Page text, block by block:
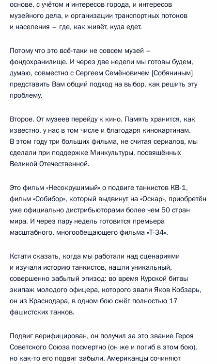
основе, с учётом и интересов города, и интересов
музейного дела, и организации транспортных потоков
и населения – где, как живёт, куда едет.
Потому что это всё-таки не совсем музей –
фондохранилище. И через две недели мы готовы будем,
думаю, совместно с Сергеем Семёновичем [Собяниным]
представить Вам общий подход на выбор, как решить эту
проблему.
Второе. От музеев перейду к кино. Память хранится, как
известно, у нас в том числе и благодаря кинокартинам.
В этом году три больших фильма, не считая сериалов, мы
сделали при поддержке Минкультуры, посвящённых
Великой Отечественной.
Это фильм «Несокрушимый» о подвиге танкистов КВ-1,
фильм «Собибор», который выдвинут на «Оскар», приобретён
уже официально дистрибьюторами более чем 50 стран
мира. И через пару недель готовится премьера
масштабного, многообещающего фильма «Т-34».
Кстати сказать, когда мы работали над сценариями
и изучали историю танкистов, нашли уникальный,
совершенно забытый эпизод: во время Курской битвы
экипаж молодого офицера, которого звали Яков Кобзарь,
он из Краснодара, в одном бою сжёг полностью 17
фашистских танков.
Подвиг верифицирован, он получил за это звание Героя
Советского Союза посмертно (он же и погиб в этом бою),
но как-то его подвиг забыли. Американцы сочиняют